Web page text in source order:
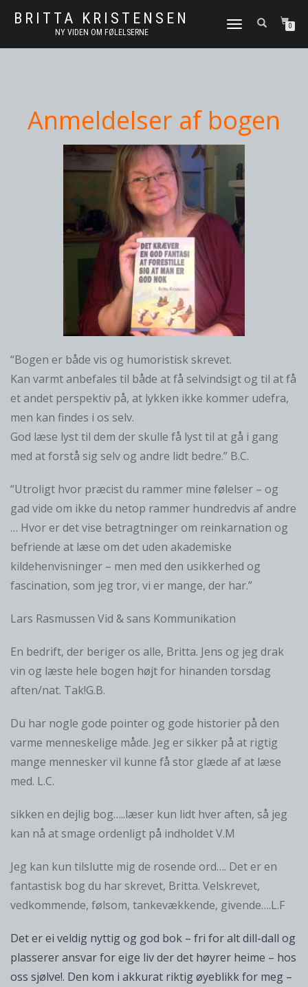
BRITTA KRISTENSEN
NY VIDEN OM FØLELSERNE
FLIP
0
Anmeldelser af bogen
“Bogen er både vis og humoristisk skrevet.
Kan varmt anbefales til både at få selvindsigt og til at få
et andet perspektiv på, at lykken ikke kommer udefra,
men kan findes i os selv.
God læse lyst til dem der skulle få lyst til at gå i gang
med at forstå sig selv og andre lidt bedre.” B.C.
“Utroligt hvor præcist du rammer mine følelser – og
gad vide om ikke du netop rammer hundredvis af andre
… Hvor er det vise betragtninger om reinkarnation og
befriende at læse om det uden akademiske
kildehenvisninger – men med den usikkerhed og
fascination, som jeg tror, vi er mange, der har.”
Lars Rasmussen Vid & sans Kommunikation
En bedrift, der beriger os alle, Britta. Jens og jeg drak
vin og læste hele bogen højt for hinanden torsdag
aften/nat. Tak!G.B.
Du har nogle gode pointer og gode historier på den
varme menneskelige måde. Jeg er sikker på at rigtig
mange mennesker vil kunne få stor glæde af at læse
med. L.C.
sikken en dejlig bog…..læser kun lidt hver aften, så jeg
kan nå at smage ordenligt på indholdet V.M
Jeg kan kun tilslutte mig de rosende ord…. Det er en
fantastisk bog du har skrevet, Britta. Velskrevet,
vedkommende, følsom, tankevækkende, givende….L.F
Det er ei veldig nyttig og god bok – fri for alt dill-dall og
plasserer ansvar for eige liv der det høyrer heime – hos
oss sjølve!. Den kom i akkurat riktig øyeblikk for meg –